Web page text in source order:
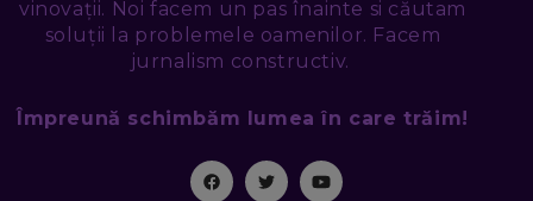
SEAMA CĂ CINEVA ÎNCEARCĂ SĂ TE MANIPULEZE, ONLINE.
CE-AM ÎNVĂȚAT DIN EPISODUL GEORGESCU
EP. 46
MIHAI CEPOI, JOBFUL: SCHIMBĂM MODUL ÎN CARE APLICI
vinovații. Noi facem un pas înainte si căutam
soluții la problemele oamenilor. Facem
jurnalism constructiv.
Împreună schimbăm lumea în care trăim!